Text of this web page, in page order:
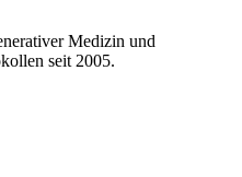
Medizin und
seit 2005.